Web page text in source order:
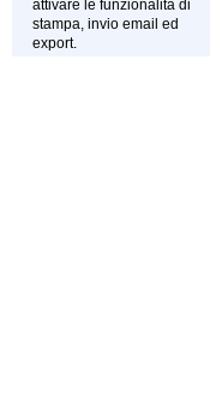
attivare le funzionalità di
stampa, invio email ed
export.